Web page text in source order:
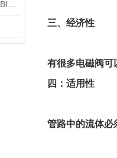
三、经济性
有很多电磁阀可
四：适用性
管路中的流体必